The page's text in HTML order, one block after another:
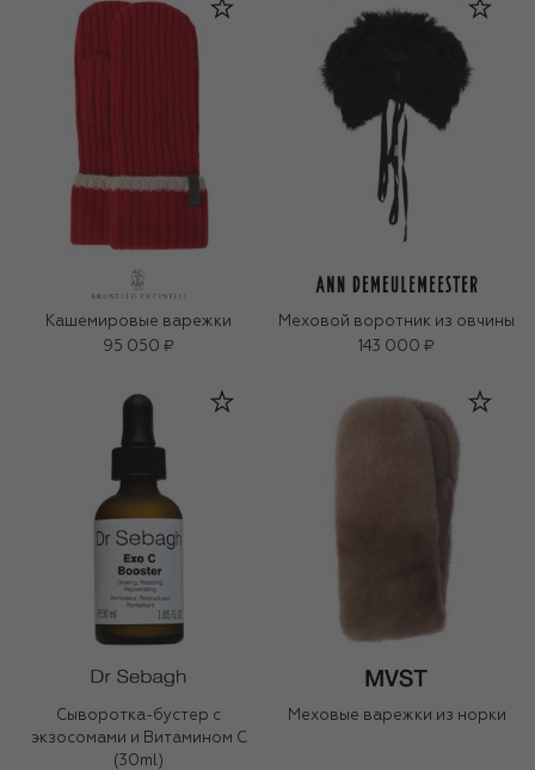
Кашемировые варежки
95 050 ₽
Меховой воротник из овчины
143 000 ₽
Сыворотка-бустер с
экзосомами и Витамином С
(30ml)
Меховые варежки из норки